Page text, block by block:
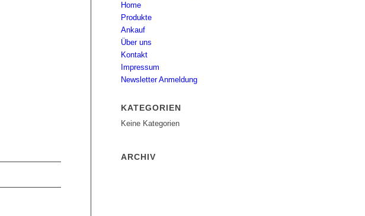
Home
Produkte
Ankauf
Über uns
Kontakt
Impressum
Newsletter Anmeldung
KATEGORIEN
Keine Kategorien
ARCHIV